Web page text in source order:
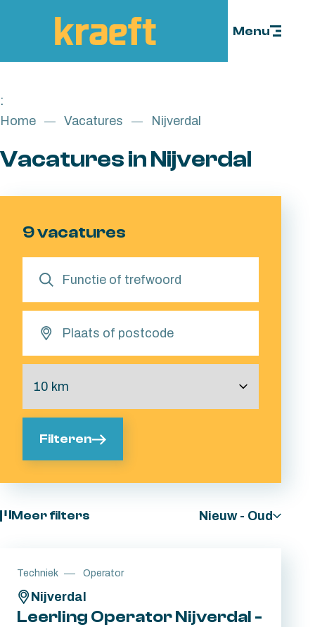
Menu
:
Home
Vacatures Nijverdal
Vacatures in Nijverdal
Meer filters Nieuw - Oud
9 vacatures
Filteren
Techniek Operator
Leerling Operator Nijverdal -
Nijverdal